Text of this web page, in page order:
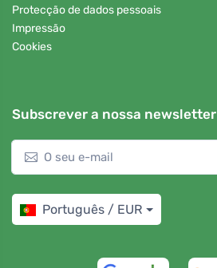
Protecção de dados pessoais
Impressão
Cookies
Subscrever a nossa newsletter
Português / EUR